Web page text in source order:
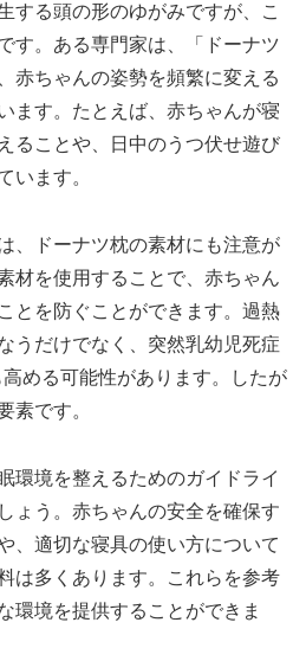
する頭の形のゆがみですが、こ
す。ある専門家は、「ドーナツ
赤ちゃんの姿勢を頻繁に変える
ます。たとえば、赤ちゃんが寝
ることや、日中のうつ伏せ遊び
います。
、ドーナツ枕の素材にも注意が
材を使用することで、赤ちゃん
とを防ぐことができます。過熱
うだけでなく、突然乳幼児死症
める可能性があります。したが
素です。
環境を整えるためのガイドライ
ょう。赤ちゃんの安全を確保す
、適切な寝具の使い方について
は多くあります。これらを参考
環境を提供することができま